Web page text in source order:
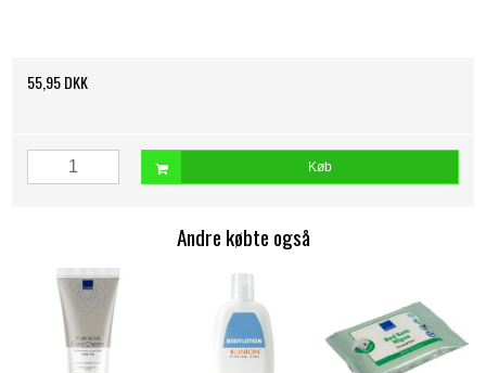
55,95 DKK
Køb
Andre købte også